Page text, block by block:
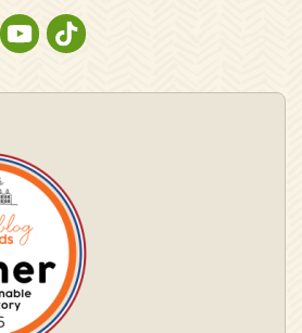
FACEBOOK
OP INSTAGRAM
OP PINTEREST
NATURESCANNER OP YOUTUBE
NATURESCANNER OP TIKTOK